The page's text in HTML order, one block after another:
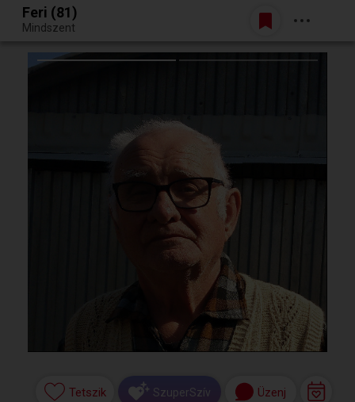
Egy jó randiból bármi lehet.
Belépés
Feri (81)
Mindszent
Tetszik SzuperSzív Üzenj